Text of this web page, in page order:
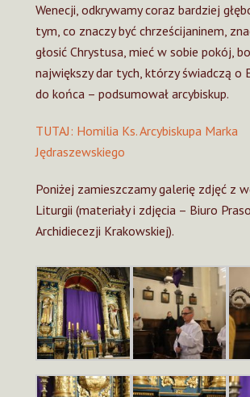
Wenecji, odkrywamy coraz bardziej
tym, co znaczy być chrześcijaninem,
głosić Chrystusa, mieć w sobie pokój,
największy dar tych, którzy świadczą o
do końca – podsumował arcybiskup.
TUTAJ: Homilia Ks. Arcybiskupa Marka
Jędraszewskiego
Poniżej zamieszczamy galerię zdjęć z
Liturgii (materiały i zdjęcia – Biuro
Archidiecezji Krakowskiej).